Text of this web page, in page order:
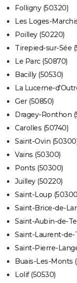
Folligny (50320)
Les Loges-
Poilley (50220)
Tirepied-sur-Sée
Le Parc (50870)
Bacilly (50530)
La Lucerne-
Ger (50850)
Dragey-Ronthon
Carolles (50740)
Saint-Ovin
Vains (50300)
Ponts (50300)
Juilley (50220)
Saint-Loup
Saint-Brice-de-
Saint-Aubin-de-
Saint-Laurent-de-
Saint-Pierre-
Buais-Les-Monts
Lolif (50530)